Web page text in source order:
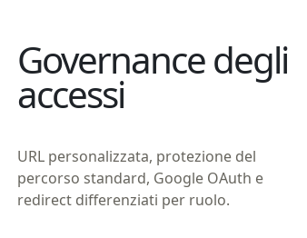
Governance degli
accessi
URL personalizzata, protezione del
percorso standard, Google OAuth e
redirect differenziati per ruolo.